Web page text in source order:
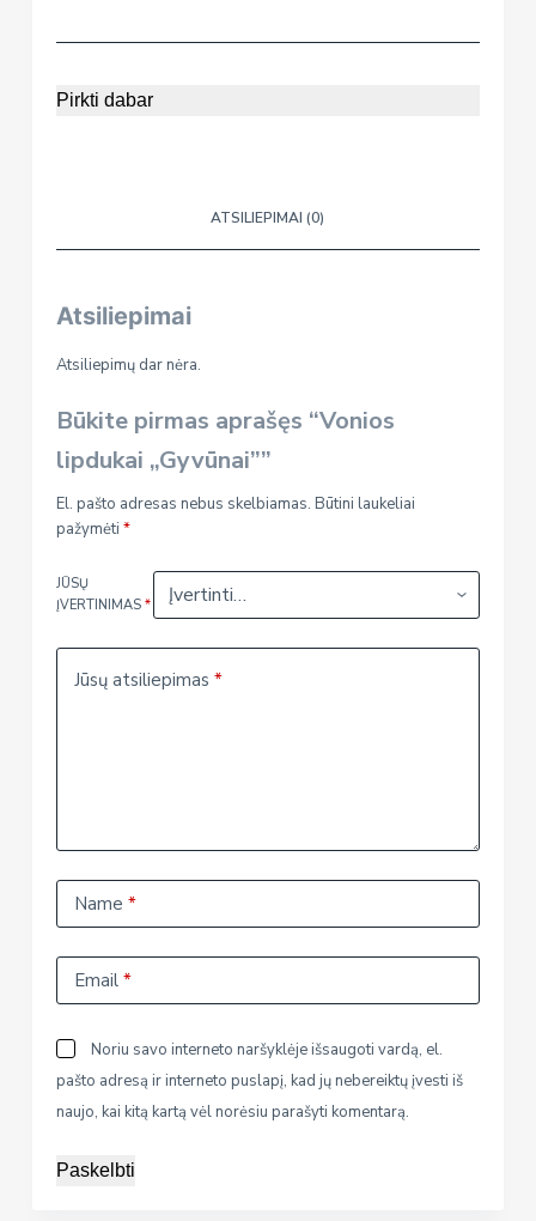
Pirkti dabar
ATSILIEPIMAI (0)
Atsiliepimai
Atsiliepimų dar nėra.
Būkite pirmas aprašęs “Vonios
lipdukai „Gyvūnai””
El. pašto adresas nebus skelbiamas. Būtini laukeliai
pažymėti *
JŪSŲ
ĮVERTINIMAS *
Jūsų atsiliepimas *
Name *
Email*
Noriu savo interneto naršyklėje išsaugoti vardą, el.
pašto adresą ir interneto puslapį, kad jų nebereiktų įvesti iš
naujo, kai kitą kartą vėl norėsiu parašyti komentarą.
Paskelbti